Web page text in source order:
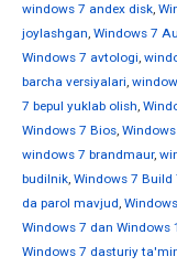
windows 7 andex disk,
joylashgan, Windows 7
Windows 7 avtologi,
barcha versiyalari,
7 bepul yuklab olish,
Windows 7 Bios,
windows 7 brandmaur,
budilnik, Windows 7 Build
da parol mavjud,
Windows 7 dan Windows
Windows 7 dasturiy